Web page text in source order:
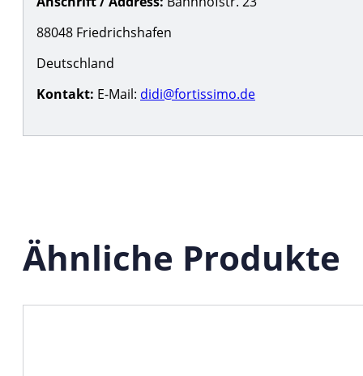
88048 Friedrichshafen
Deutschland
Kontakt: E-Mail: didi@fortissimo.de
Ähnliche Produkte